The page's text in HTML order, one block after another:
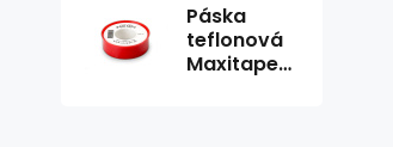
Páska
teflonová
Maxitape